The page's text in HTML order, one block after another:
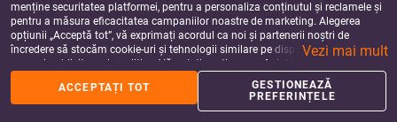
Pulover bărbătește din lână 100%,
lavabil la mașină, lână worsted,
guler semi-înalt, tiv rib la bază,
croială lejeră
530.49Lei
add_shopping_cart
Vestă de iarnă căptușită cu fleece,
groasă – pentru bărbați de vârstă
mijlocie, casual, cu dungă
102.81Lei
add_shopping_cart
menține securitatea platformei, pentru a personaliza conținutul și reclamele și
pentru a măsura eficacitatea campaniilor noastre de marketing. Alegerea
opțiunii „Acceptă tot”, vă exprimați acordul ca noi și partenerii noștri de
încredere să stocăm cookie-uri și tehnologii similare pe dispozitivul dvs. în
scopuri publicitare și analitice. Vă puteți gestiona preferințele în orice moment
făcând clic pe „Gestionează preferințele”. Pentru mai multe informații, vă
rugăm să consultațiPolitica noastră de confidențialitate.
Vezi mai mult
ACCEPTAȚI TOT
GESTIONEAZĂ
PREFERINȚELE